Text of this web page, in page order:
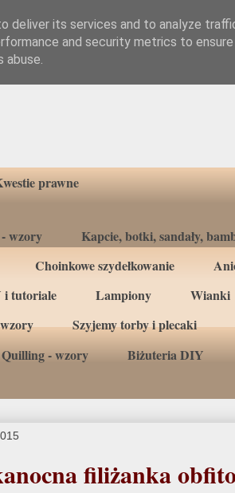
prawne
wzory Kapcie, botki, sandały,
Choinkowe szydełkowanie
i tutoriale Lampiony Wianki
Szyjemy torby i plecaki
Quilling - wzory Biżuteria DIY
filiżanka
deliver its services and to analyze
and security metrics to
abuse.